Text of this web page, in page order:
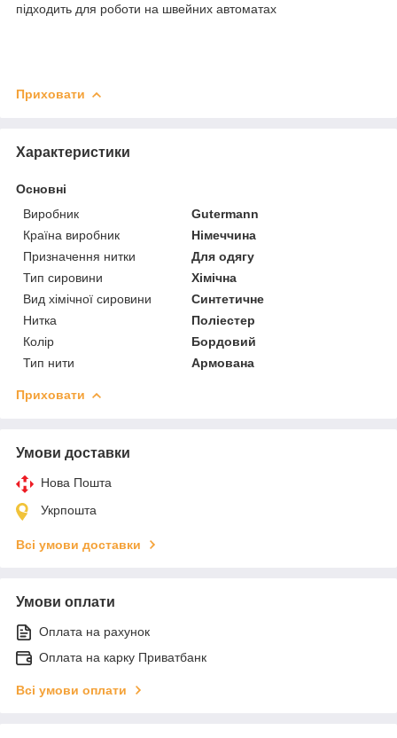
підходить для роботи на швейних автоматах
Приховати
Характеристики
Основні
Виробник
Gutermann
Країна виробник
Німеччина
Призначення нитки
Для одягу
Тип сировини
Хімічна
Вид хімічної сировини
Синтетичне
Нитка
Поліестер
Колір
Бордовий
Тип нити
Армована
Приховати
Умови доставки
Нова Пошта
Укрпошта
Всі умови доставки
Умови оплати
Оплата на рахунок
Оплата на карку Приватбанк
Всі умови оплати